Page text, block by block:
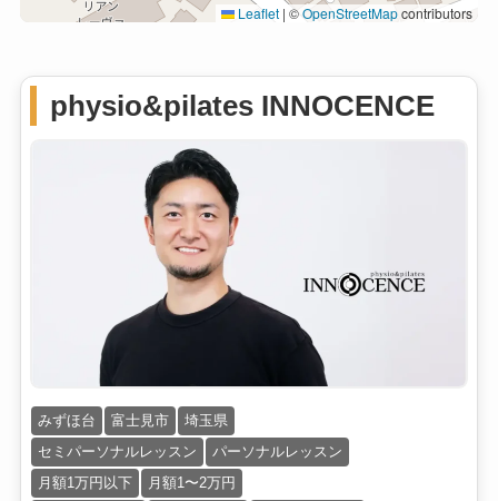
Leaflet | ©OpenStreetMapcontributors
physio&pilates INNOCENCE
みずほ台 富士見市
埼玉県
セミパーソナルレッスン
パーソナルレッスン
月額1万円以下
月額1〜2万円